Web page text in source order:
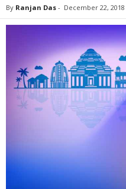
By Ranjan Das - December 22, 2018